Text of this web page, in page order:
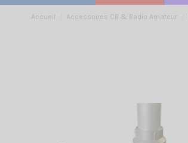
Accueil Accessoires CB & Radio Amateur